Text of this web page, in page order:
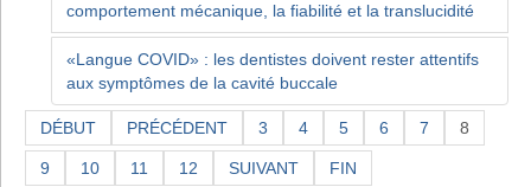
comportement mécanique, la fiabilité et la translucidité
«Langue COVID» : les dentistes doivent rester attentifs
aux symptômes de la cavité buccale
DÉBUT PRÉCÉDENT 3 4 5 6 7 8
9 10 11 12 SUIVANT FIN